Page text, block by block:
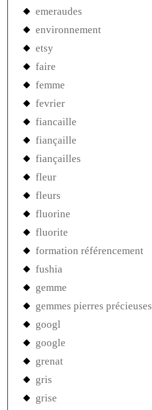
emeraudes
environnement
etsy
faire
femme
fevrier
fiancaille
fiançaille
fiançailles
fleur
fleurs
fluorine
fluorite
formation référencement
fushia
gemme
gemmes pierres précieuses
googl
google
grenat
gris
grise